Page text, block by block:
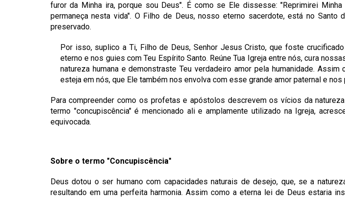
furor da Minha ira, porque sou Deus". É como se Ele dissesse: "Reprimirei
permaneça nesta vida". O Filho de Deus, nosso eterno sacerdote, está no
preservado.
Por isso, suplico a Ti, Filho de Deus, Senhor Jesus Cristo, que foste
eterno e nos guies com Teu Espírito Santo. Reúne Tua Igreja entre nós, cura
natureza humana e demonstraste Teu verdadeiro amor pela humanidade.
esteja em nós, que Ele também nos envolva com esse grande amor paternal e nos
Para compreender como os profetas e apóstolos descrevem os vícios da
termo "concupiscência" é mencionado ali e amplamente utilizado na Igreja,
equivocada.
Sobre o termo "Concupiscência"
Deus dotou o ser humano com capacidades naturais de desejo, que, se a
resultando em uma perfeita harmonia. Assim como a eterna lei de Deus estaria